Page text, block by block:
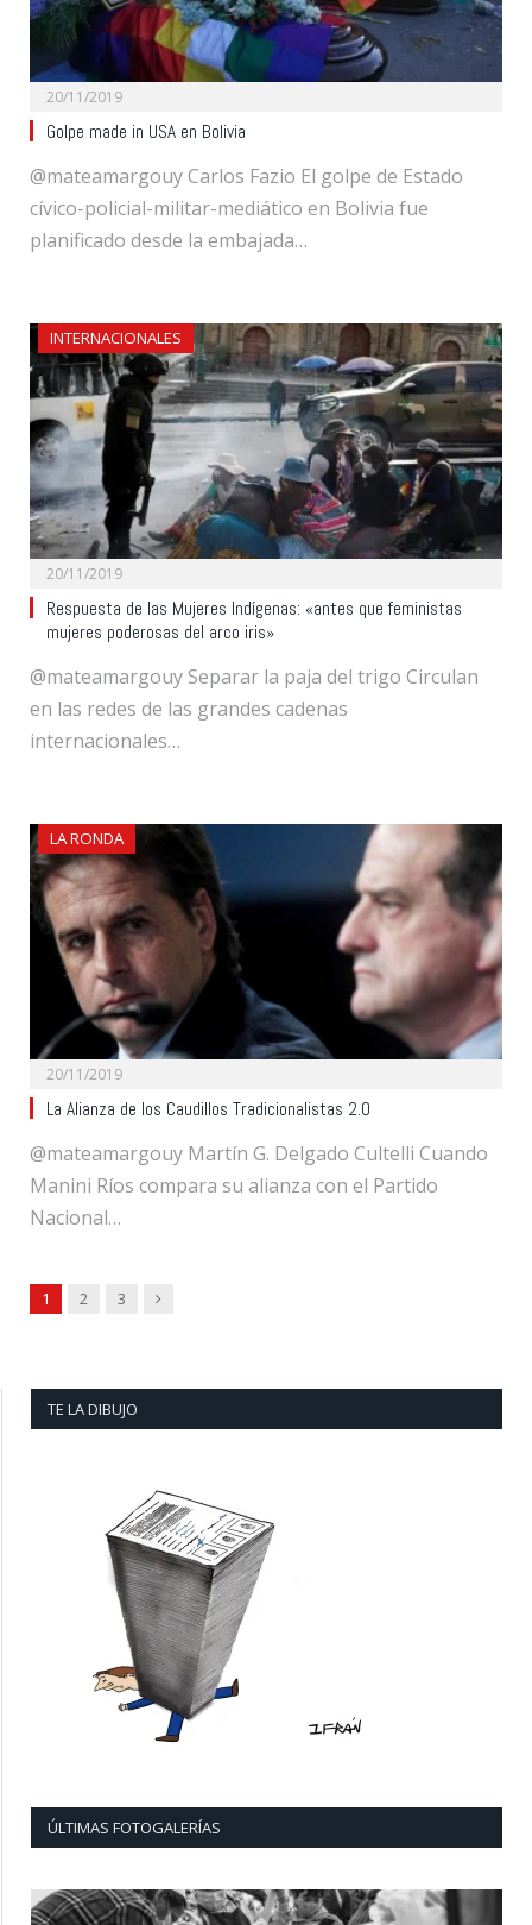
20/11/2019
Golpe made in USA en Bolivia
@mateamargouy Carlos Fazio El golpe de Estado
cívico-policial-militar-mediático en Bolivia fue
planificado desde la embajada…
INTERNACIONALES
20/11/2019
Respuesta de las Mujeres Indígenas: «antes que feministas
mujeres poderosas del arco iris»
@mateamargouy Separar la paja del trigo Circulan
en las redes de las grandes cadenas
internacionales…
LA RONDA
20/11/2019
La Alianza de los Caudillos Tradicionalistas 2.0
@mateamargouy Martín G. Delgado Cultelli Cuando
Manini Ríos compara su alianza con el Partido
Nacional…
1 2 3 Next
TE LA DIBUJO
ÚLTIMAS FOTOGALERÍAS